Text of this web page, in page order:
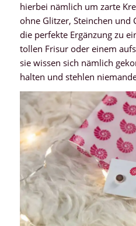
hierbei nämlich um zarte
ohne Glitzer, Steinchen und
die perfekte Ergänzung zu
tollen Frisur oder einem
sie wissen sich nämlich
halten und stehlen